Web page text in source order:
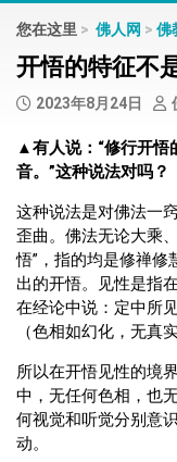
您在这里 > 佛人网 > 佛
开悟的特征不
2023年8月24日
▲有人说：“修行开
音。”这种说法对吗？
这种说法是对佛法一
歪曲。佛法无论大乘
悟”，指的均是修禅修
出的开悟。见性是指
在经论中说：定中所
（色相如幻化，无真
所以在开悟见性的境界
中，无任何色相，也
何视觉和听觉分别意
动。